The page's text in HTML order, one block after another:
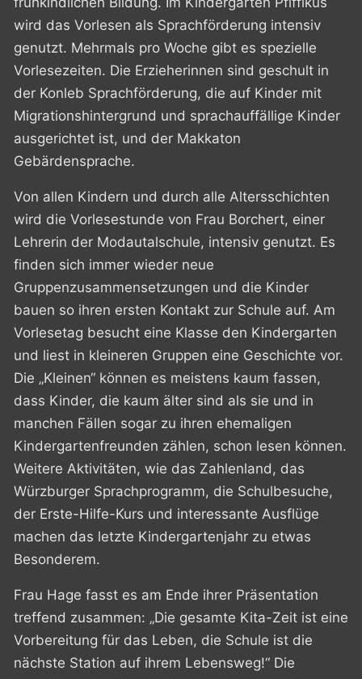
wird das Vorlesen als Sprachförderung intensiv
genutzt. Mehrmals pro Woche gibt es spezielle
Vorlesezeiten. Die Erzieherinnen sind geschult in
der Konleb Sprachförderung, die auf Kinder mit
Migrationshintergrund und sprachauffällige Kinder
ausgerichtet ist, und der Makkaton
Gebärdensprache.
Von allen Kindern und durch alle Altersschichten
wird die Vorlesestunde von Frau Borchert, einer
Lehrerin der Modautalschule, intensiv genutzt. Es
finden sich immer wieder neue
Gruppenzusammensetzungen und die Kinder
bauen so ihren ersten Kontakt zur Schule auf. Am
Vorlesetag besucht eine Klasse den Kindergarten
und liest in kleineren Gruppen eine Geschichte vor.
Die „Kleinen“ können es meistens kaum fassen,
dass Kinder, die kaum älter sind als sie und in
manchen Fällen sogar zu ihren ehemaligen
Kindergartenfreunden zählen, schon lesen können.
Weitere Aktivitäten, wie das Zahlenland, das
Würzburger Sprachprogramm, die Schulbesuche,
der Erste-Hilfe-Kurs und interessante Ausflüge
machen das letzte Kindergartenjahr zu etwas
Besonderem.
Frau Hage fasst es am Ende ihrer Präsentation
treffend zusammen: „Die gesamte Kita-Zeit ist eine
Vorbereitung für das Leben, die Schule ist die
nächste Station auf ihrem Lebensweg!“ Die